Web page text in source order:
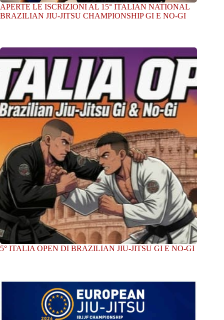
APERTE LE ISCRIZIONI AL 15° ITALIAN NATIONAL
BRAZILIAN JIU-JITSU CHAMPIONSHIP GI E NO-GI
5° ITALIA OPEN DI BRAZILIAN JIU-JITSU GI E NO-GI